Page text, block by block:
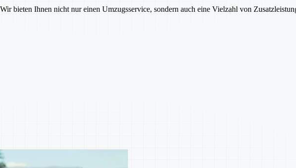
bieten Ihnen nicht nur einen Umzugsservice, sondern auch eine Vielzahl von